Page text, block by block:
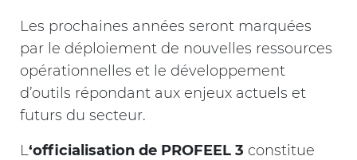
Les prochaines années seront marquées
par le déploiement de nouvelles ressources
opérationnelles et le développement
d’outils répondant aux enjeux actuels et
futurs du secteur.
L‘officialisation de PROFEEL 3 constitue